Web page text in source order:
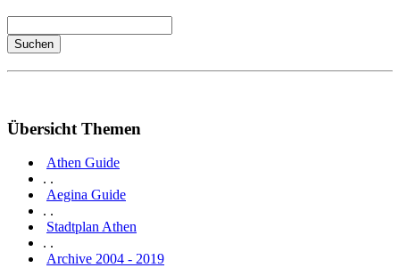
Übersicht Themen
Athen Guide
. .
Aegina Guide
. .
Stadtplan Athen
. .
Archive 2004 - 2019